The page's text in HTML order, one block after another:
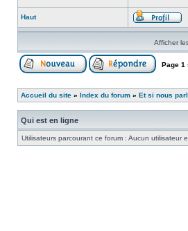
Haut
Afficher
Page 1
Accueil du site » Index du forum » Et si nous
Qui est en ligne
Utilisateurs parcourant ce forum : Aucun utilisateur